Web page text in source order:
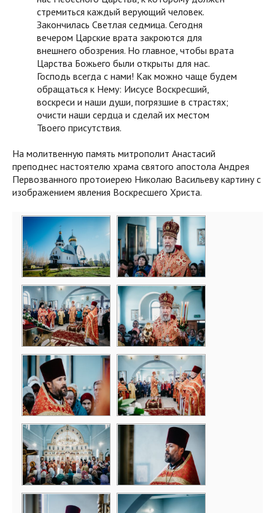
стремиться каждый верующий человек.
Закончилась Светлая седмица. Сегодня
вечером Царские врата закроются для
внешнего обозрения. Но главное, чтобы врата
Царства Божьего были открыты для нас.
Господь всегда с нами! Как можно чаще будем
обращаться к Нему: Иисусе Воскресший,
воскреси и наши души, погрязшие в страстях;
очисти наши сердца и сделай их местом
Твоего присутствия.
На молитвенную память митрополит Анастасий
преподнес настоятелю храма святого апостола Андрея
Первозванного протоиерею Николаю Васильеву картину с
изображением явления Воскресшего Христа.